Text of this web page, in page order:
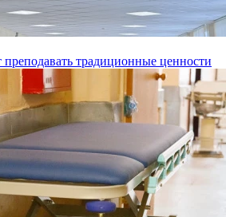
преподавать традиционные ценности